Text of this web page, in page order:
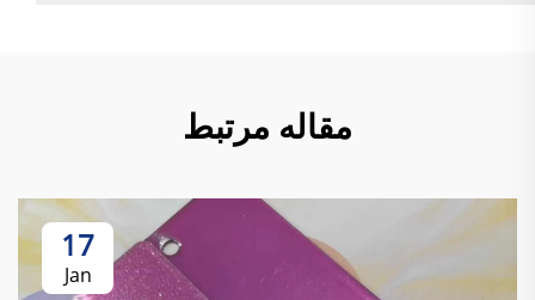
مقاله مرتبط
17
Jan